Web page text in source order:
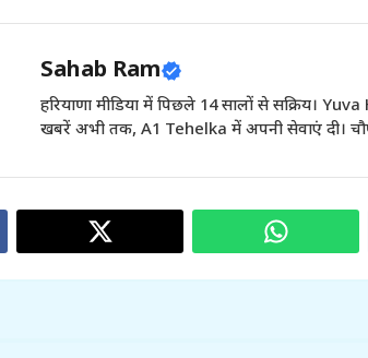
Sahab Ram
हरियाणा मीडिया में पिछले 14 सालों से सक्रिय।
खबरें अभी तक, A1 Tehelka में अपनी सेवाएं दी।